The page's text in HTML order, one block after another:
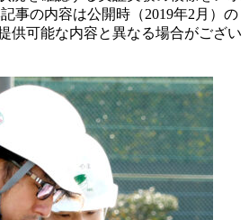
事の内容は公開時（2019年2月）の
供可能な内容と異なる場合がござい